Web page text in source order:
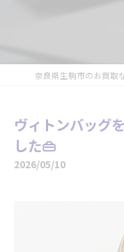
ヴィトンバッグ
した👜
2026/05/10